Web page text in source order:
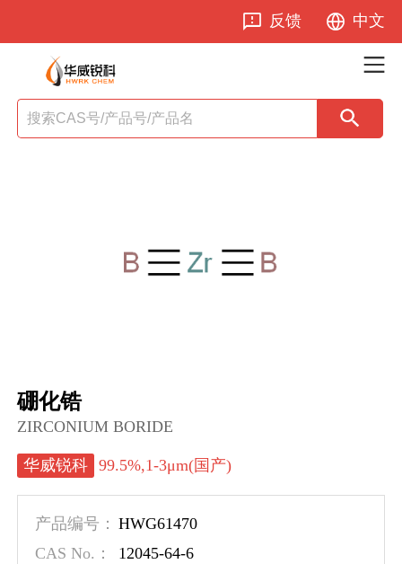
反馈 中文
硼化锆
ZIRCONIUM BORIDE
华威锐科 99.5%,1-3μm(国产)
产品编号： HWG61470
CAS No.：
12045-64-6